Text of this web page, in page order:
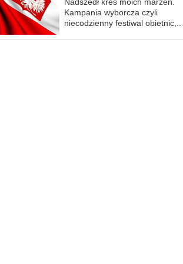
Kampania wyborcza czyli
niecodzienny festiwal obietnic,..